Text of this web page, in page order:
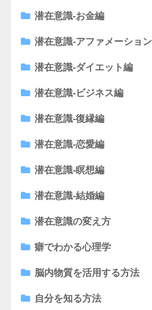
潜在意識-お金編
潜在意識-アファメーション
潜在意識-ダイエット編
潜在意識-ビジネス編
潜在意識-復縁編
潜在意識-恋愛編
潜在意識-瞑想編
潜在意識-結婚編
潜在意識の変え方
癖でわかる心理学
脳内物質を活用する方法
自分を知る方法